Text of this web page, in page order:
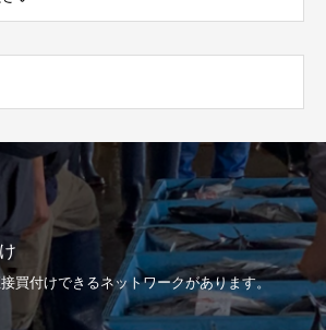
買付けできるネットワークがあります。